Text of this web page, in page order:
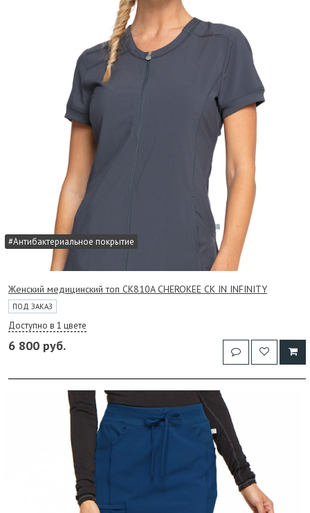
#Антибактериальное покрытие
Женский медицинский топ CK810A CHEROKEE CK IN INFINITY
ПОД ЗАКАЗ
Доступно в 1 цвете
6 800 руб.